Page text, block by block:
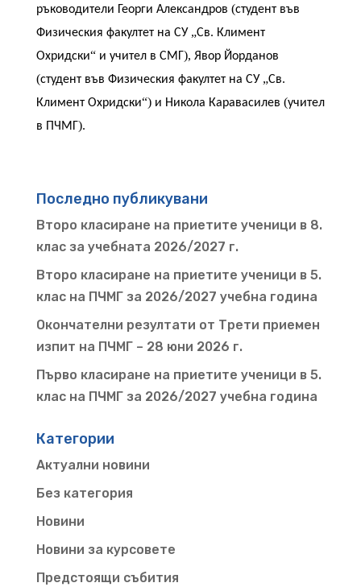
ръководители Георги Александров (студент във
Физическия факултет на СУ„Св. Климент
Охридски“ и учител в СМГ), Явор Йорданов
(студент във Физическия факултет на СУ„Св.
Климент Охридски“) и Никола Каравасилев (учител
в ПЧМГ).
Последно публикувани
Второ класиране на приетите ученици в 8.
клас за учебната 2026/2027 г.
Второ класиране на приетите ученици в 5.
клас на ПЧМГ за 2026/2027 учебна година
Окончателни резултати от Трети приемен
изпит на ПЧМГ – 28 юни 2026 г.
Първо класиране на приетите ученици в 5.
клас на ПЧМГ за 2026/2027 учебна година
Категории
Актуални новини
Без категория
Новини
Новини за курсовете
Предстоящи събития